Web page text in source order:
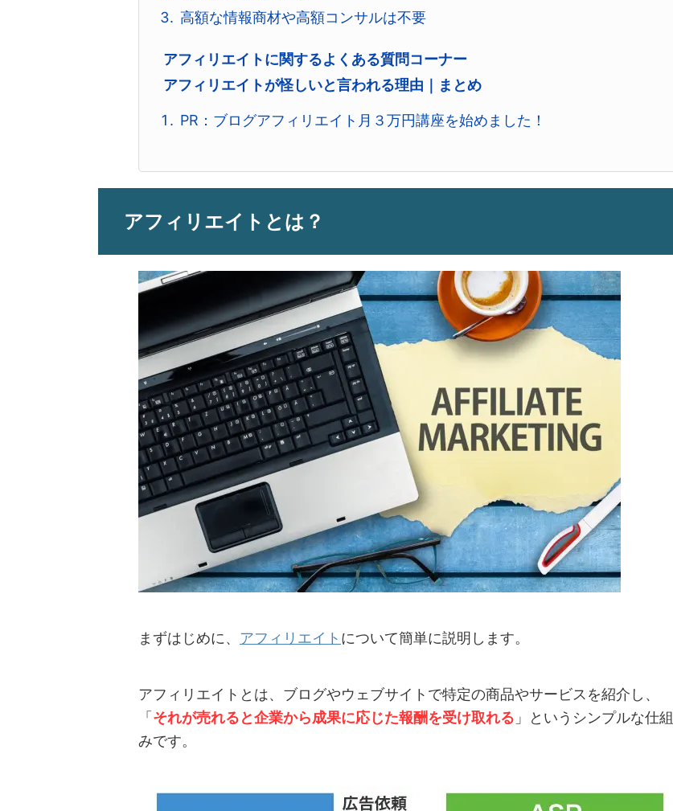
高額な情報商材や高額コンサルは不要
アフィリエイトに関するよくある質問コーナー
アフィリエイトが怪しいと言われる理由｜まとめ
PR：ブログアフィリエイト月３万円講座を始めました！
アフィリエイトとは？
まずはじめに、 アフィリエイト について簡単に説明します。
アフィリエイトとは、ブログやウェブサイトで特定の商品やサービスを紹介し、
「 それが売れると企業から成果に応じた報酬を受け取れる 」というシンプルな仕組
みです。